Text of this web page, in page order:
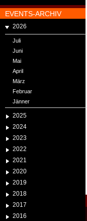
EVENTS-ARCHIV
2026
Juli
Juni
Mai
April
März
Februar
Jänner
2025
2024
2023
2022
2021
2020
2019
2018
2017
2016